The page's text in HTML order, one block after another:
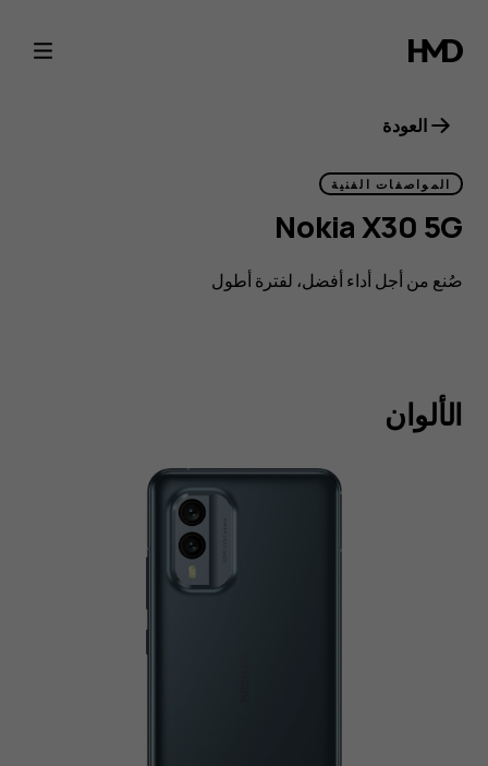
Nokia
X30
5G
هاتف
ذكي
مع
معايير
الاستدامة،
العودة
المواصفات الفنية
Nokia X30 5G
صُنع من أجل أداء أفضل، لفترة أطول
الألوان